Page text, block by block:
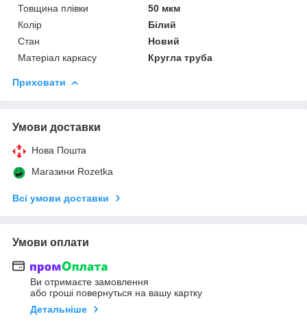
Товщина плівки
50 мкм
Колір
Білий
Стан
Новий
Матеріал каркасу
Кругла труба
Приховати
Умови доставки
Нова Пошта
Магазини Rozetka
Всі умови доставки
Умови оплати
Ви отримаєте замовлення
або гроші повернуться на вашу картку
Детальніше